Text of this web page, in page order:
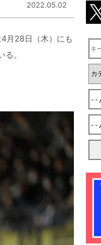
2022.05.02
月28日（木）にも
。